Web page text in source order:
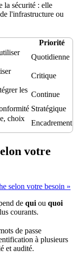
la sécurité : elle
l'infrastructure ou
Priorité
Quotidienne
Critique
les
Continue
Stratégique
, choix
Encadrement
votre
selon votre besoin »
de qui ou quoi
courants.
de passe
à plusieurs
et audité.